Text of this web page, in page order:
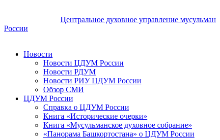
Центральное духовное управление мусульман
России
Новости
Новости ЦДУМ России
Новости РДУМ
Новости РИУ ЦДУМ России
Обзор СМИ
ЦДУМ России
Справка о ЦДУМ России
Книга «Исторические очерки»
Книга «Мусульманское духовное собрание»
«Панорама Башкортостана» о ЦДУМ России